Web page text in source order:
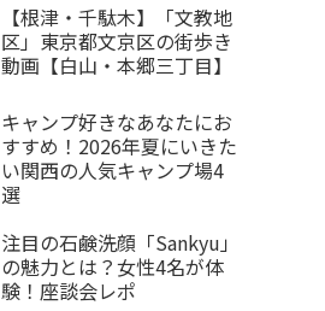
【根津・千駄木】「文教地
区」東京都文京区の街歩き
動画【白山・本郷三丁目】
キャンプ好きなあなたにお
すすめ！2026年夏にいきた
い関西の人気キャンプ場4
選
注目の石鹸洗顔「Sankyu」
の魅力とは？女性4名が体
験！座談会レポ